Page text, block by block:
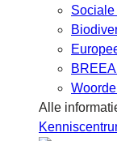
Sociale
Alle